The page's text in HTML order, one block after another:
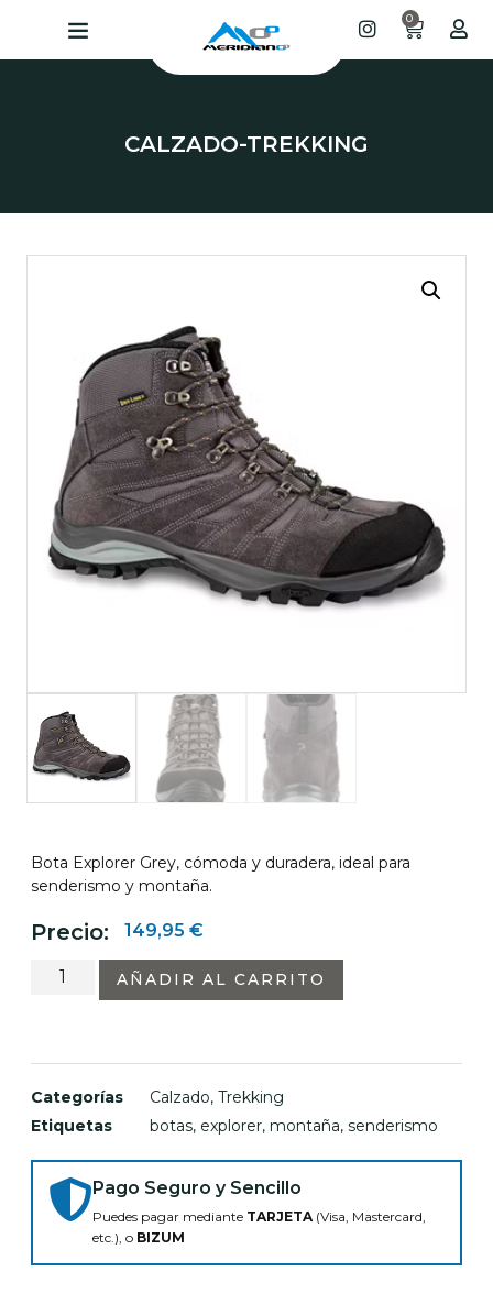
0
CALZADO-TREKKING
Bota Explorer Grey, cómoda y duradera, ideal para
senderismo y montaña.
Precio: 149,95 €
AÑADIR AL CARRITO
Categorías Calzado, Trekking
Etiquetas
botas, explorer, montaña, senderismo
Pago Seguro y Sencillo
Puedes pagar mediante TARJETA(Visa, Mastercard,
etc.), o BIZUM